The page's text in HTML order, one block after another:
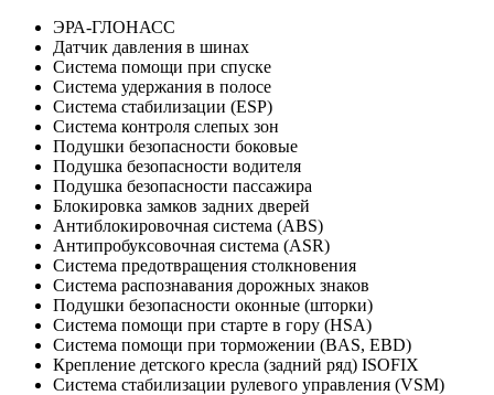
ЭРА-ГЛОНАСС
Датчик давления в шинах
Система помощи при спуске
Система удержания в полосе
Система стабилизации (ESP)
Система контроля слепых зон
Подушки безопасности боковые
Подушка безопасности водителя
Подушка безопасности пассажира
Блокировка замков задних дверей
Антиблокировочная система (ABS)
Антипробуксовочная система (ASR)
Система предотвращения столкновения
Система распознавания дорожных знаков
Подушки безопасности оконные (шторки)
Система помощи при старте в гору (HSA)
Система помощи при торможении (BAS, EBD)
Крепление детского кресла (задний ряд) ISOFIX
Система стабилизации рулевого управления (VSM)